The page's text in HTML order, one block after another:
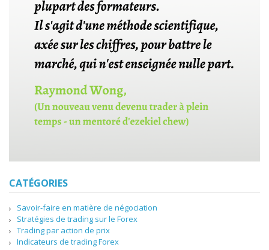
CATÉGORIES
Savoir-faire en matière de négociation
Stratégies de trading sur le Forex
Trading par action de prix
Indicateurs de trading Forex